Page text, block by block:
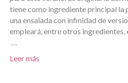
tiene como ingrediente principal la
una ensalada con infinidad de
empleará, entre otros ingredientes,
…
Leer más